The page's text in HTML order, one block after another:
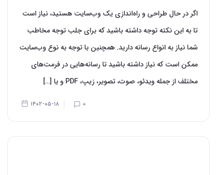
اگر در حال طراحی و راه‌‌اندازی یک وب‌سایت هستید، نیاز است
تا به این نکته توجه داشته باشید که برای جلب توجه مخاطب
شما نیاز به انواع رسانه دارید. همچنین با توجه به نوع وب‌سایت
ممکن است که نیاز داشته باشید تا رسانه‌‌هایی در فرمت‌‌های
مختلف از جمله ویدئو، صوت، تصویر، زیپ، PDF و یا […]
۰ ۱۴۰۲-۰۵-۱۸